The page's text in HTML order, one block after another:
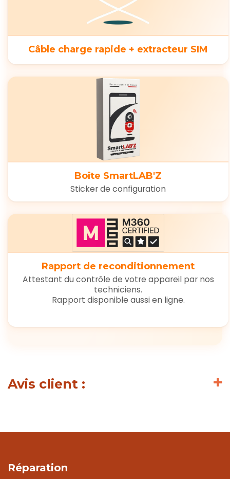
Câble charge rapide + extracteur SIM
Boîte SmartLAB'Z
Sticker de configuration
Rapport de reconditionnement
Attestant du contrôle de votre appareil par nos
techniciens.
Rapport disponible aussi en ligne.
Avis client :
Réparation